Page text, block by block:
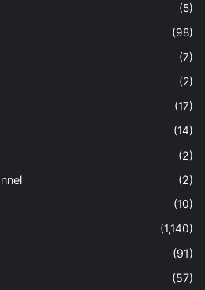
(5)
(98)
(7)
(2)
(17)
(14)
(2)
(2)
(10)
(1,140)
(91)
(57)